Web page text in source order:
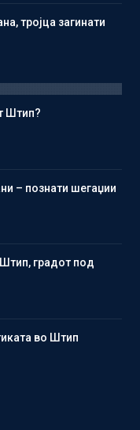
тројца загинати
Штип?
– познати шегаџии
градот под
во Штип